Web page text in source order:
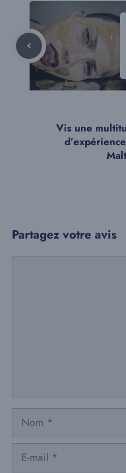
Vis une
Partagez votre avis
Nom